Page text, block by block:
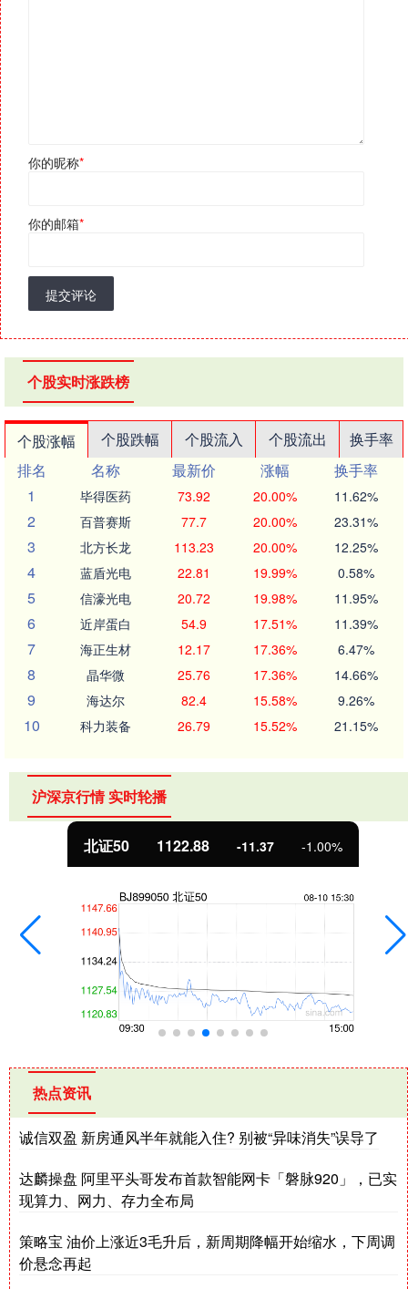
你的昵称*
你的邮箱*
提交评论
个股实时涨跌榜
个股涨幅 个股跌幅 个股流入 个股流出
换手率
排名
名称 最新价 涨幅
换手率
1
毕得医药 73.92 20.00% 11.62%
2 百普赛斯 77.7 20.00% 23.31%
3 北方长龙 113.23 20.00% 12.25%
4 蓝盾光电 22.81 19.99% 0.58%
5 信濠光电 20.72 19.98% 11.95%
6 近岸蛋白 54.9 17.51% 11.39%
7 海正生材 12.17 17.36% 6.47%
8 晶华微 25.76 17.36% 14.66%
9 海达尔 82.4 15.58% 9.26%
10 科力装备 26.79 15.52% 21.15%
沪深京行情 实时轮播
北证50 1122.88 -11.37 -1.00%
热点资讯
诚信双盈 新房通风半年就能入住? 别被“异味消失”误导了
达麟操盘 阿里平头哥发布首款智能网卡「磐脉920」，已实
现算力、网力、存力全布局
策略宝 油价上涨近3毛升后，新周期降幅开始缩水，下周调
价悬念再起